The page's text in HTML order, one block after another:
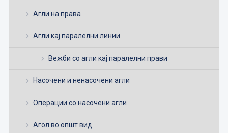
Агли на права
Агли кај паралелни линии
Вежби со агли кај паралелни прави
Насочени и ненасочени агли
Операции со насочени агли
Агол во општ вид